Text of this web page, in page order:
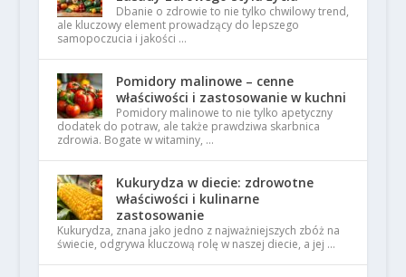
Dbanie o zdrowie to nie tylko chwilowy trend,
ale kluczowy element prowadzący do lepszego
samopoczucia i jakości …
Pomidory malinowe – cenne
właściwości i zastosowanie w kuchni
Pomidory malinowe to nie tylko apetyczny
dodatek do potraw, ale także prawdziwa skarbnica
zdrowia. Bogate w witaminy, …
Kukurydza w diecie: zdrowotne
właściwości i kulinarne
zastosowanie
Kukurydza, znana jako jedno z najważniejszych zbóż na
świecie, odgrywa kluczową rolę w naszej diecie, a jej …